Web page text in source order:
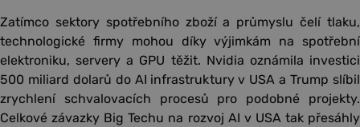
Zatímco sektory spotřebního zboží a průmyslu čelí tlaku,
technologické firmy mohou díky výjimkám na spotřební
elektroniku, servery a GPU těžit. Nvidia oznámila investici
500 miliard dolarů do AI infrastruktury v USA a Trump slíbil
zrychlení schvalovacích procesů pro podobné projekty.
Celkové závazky Big Techu na rozvoj AI v USA tak přesáhly